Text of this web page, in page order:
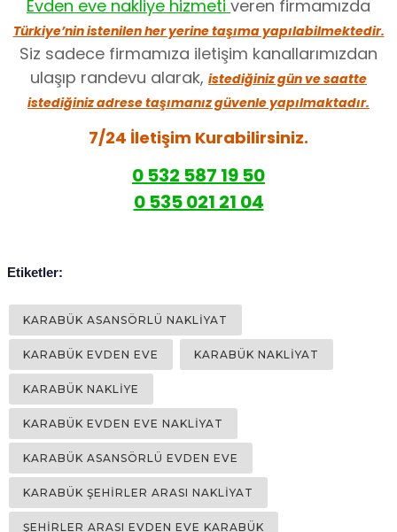
Evden eve nakliye hizmeti veren firmamızda
Türkiye’nin istenilen her yerine taşıma yapılabilmektedir.
Siz sadece firmamıza iletişim kanallarımızdan
ulaşıp randevu alarak, istediğiniz gün ve saatte
istediğiniz adrese taşımanız güvenle yapılmaktadır.
7/24 İletişim Kurabilirsiniz.
0 532 587 19 50
0 535 021 21 04
Etiketler: